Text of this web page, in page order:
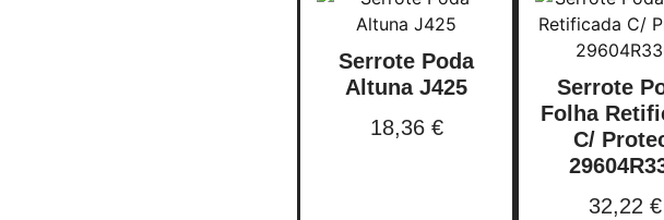
Serrote Poda
Altuna J425
18,36 €
Serrote
Folha
C/
32,22 €